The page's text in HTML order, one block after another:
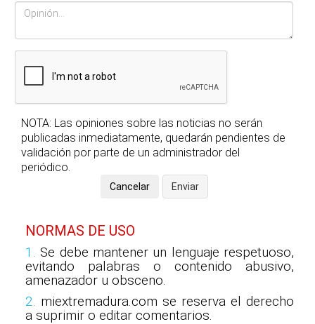
NOTA: Las opiniones sobre las noticias no serán
publicadas inmediatamente, quedarán pendientes de
validación por parte de un administrador del
periódico.
NORMAS DE USO
1.
Se debe mantener un lenguaje respetuoso,
evitando palabras o contenido abusivo,
amenazador u obsceno.
2.
miextremadura.com se reserva el derecho
a suprimir o editar comentarios.